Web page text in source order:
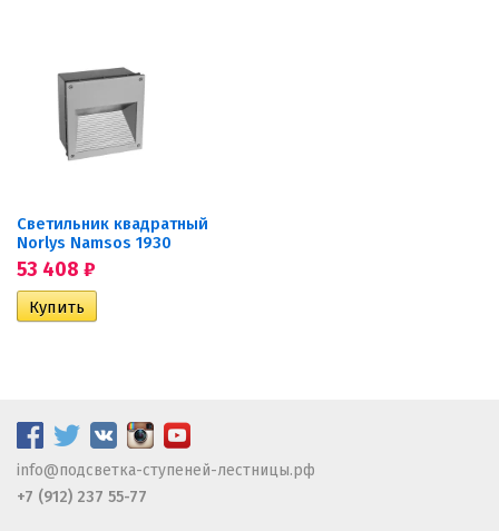
Светильник квадратный
Norlys Namsos 1930
53 408 ₽
info@подсветка-ступеней-лестницы.рф
+7 (912) 237 55-77